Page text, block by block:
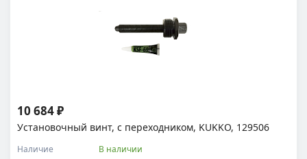
Установочный винт, с переходником, KUKKO, 129506
Наличие В наличии
10 684 ₽